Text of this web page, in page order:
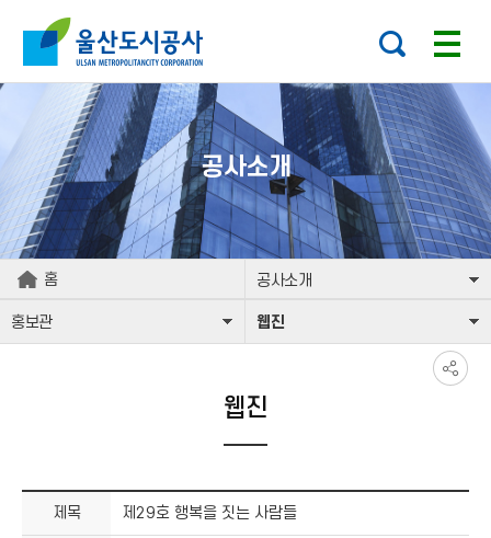
본문으로가기
주요 메뉴로 건너뛰기
공사소개
홈 공사소개
홍보관 웹진
웹진
제목 제29호 행복을 짓는 사람들